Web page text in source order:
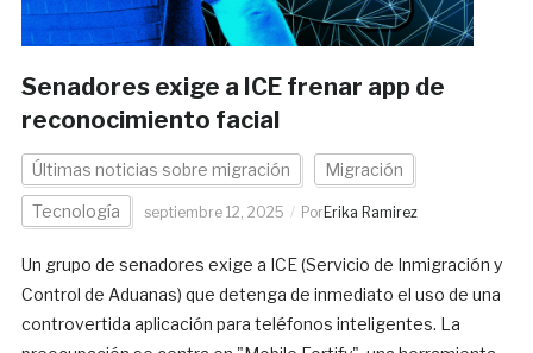
Senadores exige a ICE frenar app de
reconocimiento facial
Últimas noticias sobre migración Migración
Tecnología septiembre 12, 2025 Por Erika Ramirez
Un grupo de senadores exige a ICE (Servicio de Inmigración y
Control de Aduanas) que detenga de inmediato el uso de una
controvertida aplicación para teléfonos inteligentes. La